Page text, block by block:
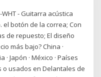
- Guitarra acústica
el botón de la correa; Con
de repuesto; El diseño
más bajo? China ·
· Japón · México · Países
usados en Delantales de